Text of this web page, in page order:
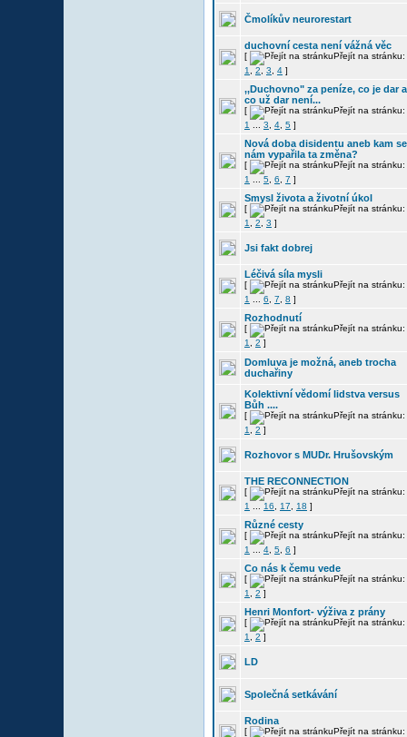
Čmolíkův neurorestart
duchovní cesta není vážná věc
[
Přejít na stránku:
1
2 3 4 ]
,,Duchovno" za peníze, co je dar a
co už dar není...
[
Přejít na stránku:
1
3 4 5 ]
Nová doba disidentu aneb kam se
nám vypařila ta změna?
[
Přejít na stránku:
1
5 6 7 ]
Smysl života a životní úkol
[
Přejít na stránku:
1
2 3 ]
Jsi fakt dobrej
Léčivá síla mysli
[
Přejít na stránku:
1
6 7 8 ]
Rozhodnutí
[
Přejít na stránku:
1
2 ]
Domluva je možná, aneb trocha
duchařiny
Kolektivní vědomí lidstva versus
Bůh ....
[
Přejít na stránku:
1
2 ]
Rozhovor s MUDr. Hrušovským
THE RECONNECTION
[
Přejít na stránku:
1
16 17 18 ]
Různé cesty
[
Přejít na stránku:
1
4 5 6 ]
Co nás k čemu vede
[
Přejít na stránku:
1
2 ]
Henri Monfort- výživa z prány
[
Přejít na stránku:
1
2 ]
LD
Společná setkávání
Rodina
[
Přejít na stránku: